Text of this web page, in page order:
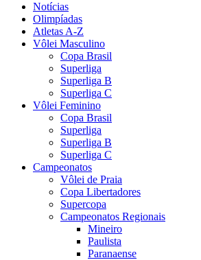
Notícias
Olimpíadas
Atletas A-Z
Vôlei Masculino
Copa Brasil
Superliga
Superliga B
Superliga C
Vôlei Feminino
Copa Brasil
Superliga
Superliga B
Superliga C
Campeonatos
Vôlei de Praia
Copa Libertadores
Supercopa
Campeonatos Regionais
Mineiro
Paulista
Paranaense